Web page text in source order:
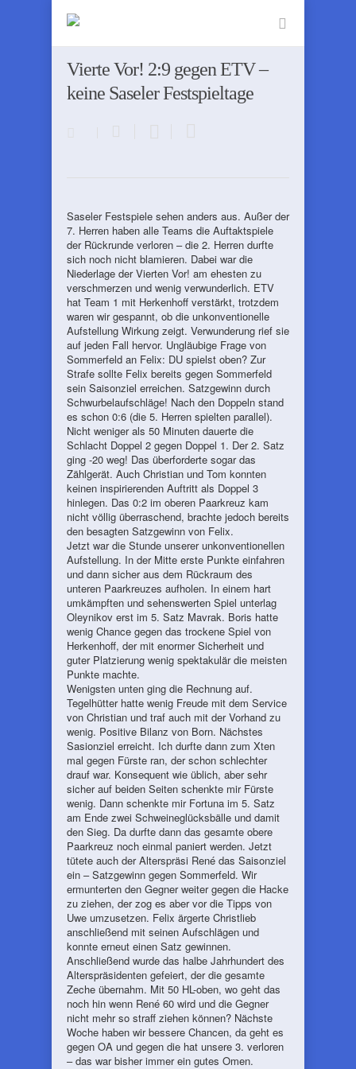
Vierte Vor! 2:9 gegen ETV –
keine Saseler Festspieltage
Saseler Festspiele sehen anders aus. Außer der
7. Herren haben alle Teams die Auftaktspiele
der Rückrunde verloren – die 2. Herren durfte
sich noch nicht blamieren. Dabei war die
Niederlage der Vierten Vor! am ehesten zu
verschmerzen und wenig verwunderlich. ETV
hat Team 1 mit Herkenhoff verstärkt, trotzdem
waren wir gespannt, ob die unkonventionelle
Aufstellung Wirkung zeigt. Verwunderung rief sie
auf jeden Fall hervor. Ungläubige Frage von
Sommerfeld an Felix: DU spielst oben? Zur
Strafe sollte Felix bereits gegen Sommerfeld
sein Saisonziel erreichen. Satzgewinn durch
Schwurbelaufschläge! Nach den Doppeln stand
es schon 0:6 (die 5. Herren spielten parallel).
Nicht weniger als 50 Minuten dauerte die
Schlacht Doppel 2 gegen Doppel 1. Der 2. Satz
ging -20 weg! Das überforderte sogar das
Zählgerät. Auch Christian und Tom konnten
keinen inspirierenden Auftritt als Doppel 3
hinlegen. Das 0:2 im oberen Paarkreuz kam
nicht völlig überraschend, brachte jedoch bereits
den besagten Satzgewinn von Felix.
Jetzt war die Stunde unserer unkonventionellen
Aufstellung. In der Mitte erste Punkte einfahren
und dann sicher aus dem Rückraum des
unteren Paarkreuzes aufholen. In einem hart
umkämpften und sehenswerten Spiel unterlag
Oleynikov erst im 5. Satz Mavrak. Boris hatte
wenig Chance gegen das trockene Spiel von
Herkenhoff, der mit enormer Sicherheit und
guter Platzierung wenig spektakulär die meisten
Punkte machte.
Wenigsten unten ging die Rechnung auf.
Tegelhütter hatte wenig Freude mit dem Service
von Christian und traf auch mit der Vorhand zu
wenig. Positive Bilanz von Born. Nächstes
Sasionziel erreicht. Ich durfte dann zum Xten
mal gegen Fürste ran, der schon schlechter
drauf war. Konsequent wie üblich, aber sehr
sicher auf beiden Seiten schenkte mir Fürste
wenig. Dann schenkte mir Fortuna im 5. Satz
am Ende zwei Schweineglücksbälle und damit
den Sieg. Da durfte dann das gesamte obere
Paarkreuz noch einmal paniert werden. Jetzt
tütete auch der Alterspräsi René das Saisonziel
ein – Satzgewinn gegen Sommerfeld. Wir
ermunterten den Gegner weiter gegen die Hacke
zu ziehen, der zog es aber vor die Tipps von
Uwe umzusetzen. Felix ärgerte Christlieb
anschließend mit seinen Aufschlägen und
konnte erneut einen Satz gewinnen.
Anschließend wurde das halbe Jahrhundert des
Alterspräsidenten gefeiert, der die gesamte
Zeche übernahm. Mit 50 HL-oben, wo geht das
noch hin wenn René 60 wird und die Gegner
nicht mehr so straff ziehen können? Nächste
Woche haben wir bessere Chancen, da geht es
gegen OA und gegen die hat unsere 3. verloren
– das war bisher immer ein gutes Omen.